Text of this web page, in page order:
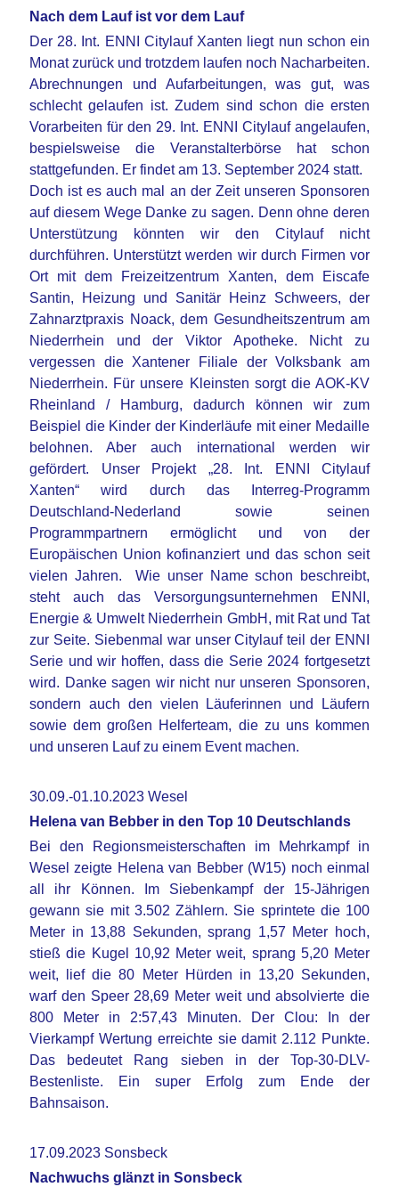
Nach dem Lauf ist vor dem Lauf
Der 28. Int. ENNI Citylauf Xanten liegt nun schon ein
Monat zurück und trotzdem laufen noch Nacharbeiten.
Abrechnungen und Aufarbeitungen, was gut, was
schlecht gelaufen ist. Zudem sind schon die ersten
Vorarbeiten für den 29. Int. ENNI Citylauf angelaufen,
bespielsweise die Veranstalterbörse hat schon
stattgefunden. Er findet am 13. September 2024 statt.
Doch ist es auch mal an der Zeit unseren Sponsoren
auf diesem Wege Danke zu sagen. Denn ohne deren
Unterstützung könnten wir den Citylauf nicht
durchführen. Unterstützt werden wir durch Firmen vor
Ort mit dem Freizeitzentrum Xanten, dem Eiscafe
Santin, Heizung und Sanitär Heinz Schweers, der
Zahnarztpraxis Noack, dem Gesundheitszentrum am
Niederrhein und der Viktor Apotheke. Nicht zu
vergessen die Xantener Filiale der Volksbank am
Niederrhein. Für unsere Kleinsten sorgt die AOK-KV
Rheinland / Hamburg, dadurch können wir zum
Beispiel die Kinder der Kinderläufe mit einer Medaille
belohnen. Aber auch international werden wir
gefördert. Unser Projekt „28. Int. ENNI Citylauf
Xanten“ wird durch das Interreg-Programm
Deutschland-Nederland sowie seinen
Programmpartnern ermöglicht und von der
Europäischen Union kofinanziert und das schon seit
vielen Jahren. Wie unser Name schon beschreibt,
steht auch das Versorgungsunternehmen ENNI,
Energie & Umwelt Niederrhein GmbH, mit Rat und Tat
zur Seite. Siebenmal war unser Citylauf teil der ENNI
Serie und wir hoffen, dass die Serie 2024 fortgesetzt
wird. Danke sagen wir nicht nur unseren Sponsoren,
sondern auch den vielen Läuferinnen und Läufern
sowie dem großen Helferteam, die zu uns kommen
und unseren Lauf zu einem Event machen.
30.09.-01.10.2023 Wesel
Helena van Bebber in den Top 10 Deutschlands
Bei den Regionsmeisterschaften im Mehrkampf in
Wesel zeigte Helena van Bebber (W15) noch einmal
all ihr Können. Im Siebenkampf der 15-Jährigen
gewann sie mit 3.502 Zählern. Sie sprintete die 100
Meter in 13,88 Sekunden, sprang 1,57 Meter hoch,
stieß die Kugel 10,92 Meter weit, sprang 5,20 Meter
weit, lief die 80 Meter Hürden in 13,20 Sekunden,
warf den Speer 28,69 Meter weit und absolvierte die
800 Meter in 2:57,43 Minuten. Der Clou: In der
Vierkampf Wertung erreichte sie damit 2.112 Punkte.
Das bedeutet Rang sieben in der Top-30-DLV-
Bestenliste. Ein super Erfolg zum Ende der
Bahnsaison.
17.09.2023 Sonsbeck
Nachwuchs glänzt in Sonsbeck